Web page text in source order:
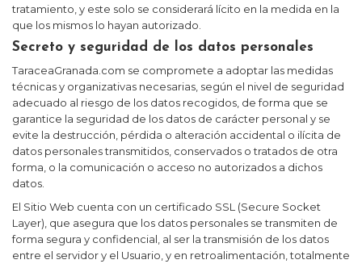
tratamiento, y este solo se considerará lícito en la medida en la
que los mismos lo hayan autorizado.
Secreto y seguridad de los datos personales
TaraceaGranada.com se compromete a adoptar las medidas
técnicas y organizativas necesarias, según el nivel de seguridad
adecuado al riesgo de los datos recogidos, de forma que se
garantice la seguridad de los datos de carácter personal y se
evite la destrucción, pérdida o alteración accidental o ilícita de
datos personales transmitidos, conservados o tratados de otra
forma, o la comunicación o acceso no autorizados a dichos
datos.
El Sitio Web cuenta con un certificado SSL (Secure Socket
Layer), que asegura que los datos personales se transmiten de
forma segura y confidencial, al ser la transmisión de los datos
entre el servidor y el Usuario, y en retroalimentación, totalmente